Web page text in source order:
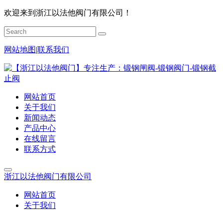
欢迎来到浙江以法他阀门有限公司！
网站地图|联系我们
网站首页
关于我们
新闻动态
产品中心
在线留言
联系方式
浙江以法他阀门有限公司
网站首页
关于我们